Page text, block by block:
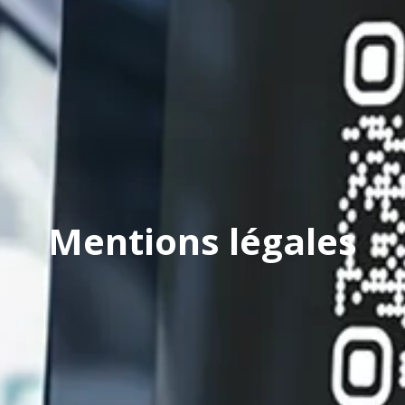
Mentions légales